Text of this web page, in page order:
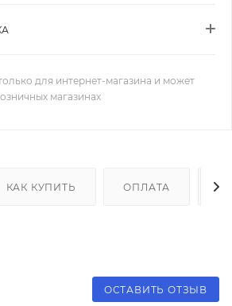
для интернет-магазина и может
магазинах
КАК КУПИТЬ ОПЛАТА
ОСТАВИТЬ ОТЗЫВ